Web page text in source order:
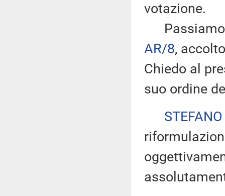
votazione.
Passiamo
AR/8,
Chiedo al
suo ordine